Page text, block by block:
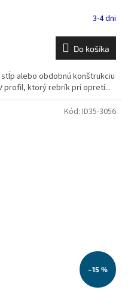
3-4 dni
Do košíka
alebo obdobnú konštrukciu
profil, ktorý rebrík pri opretí...
–15 %
Kód: ID35-3056